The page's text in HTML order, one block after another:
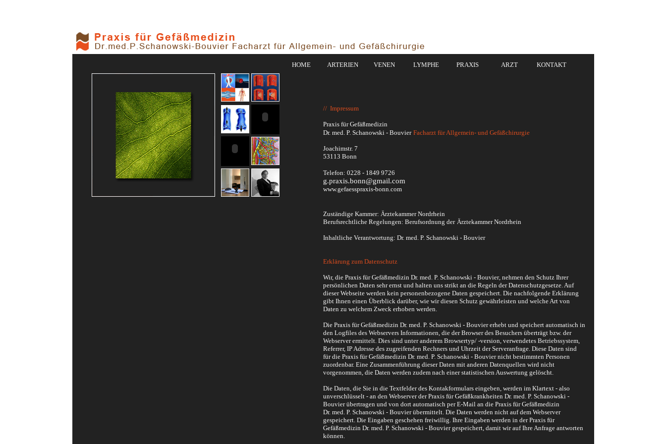
HOME ARTERIEN VENEN LYMPHE PRAXIS ARZT KONTAKT
// Impressum
Praxis für Gefäßmedizin
Dr. med. P. Schanowski - Bouvier Facharzt für Allgemein- und Gefäßchirurgie
Joachimstr. 7
53113 Bonn
Telefon: 0228 - 1849 9726
g.praxis.bonn@gmail.com
www.gefaesspraxis-bonn.com
Zuständige Kammer: Ärztekammer Nordrhein
Berufsrechtliche Regelungen: Berufsordnung der Ärztekammer Nordrhein
Inhaltliche Verantwortung: Dr. med. P. Schanowski - Bouvier
Erklärung zum Datenschutz
Wir, die Praxis für Gefäßmedizin Dr. med. P. Schanowski - Bouvier, nehmen den Schutz Ihrer
persönlichen Daten sehr ernst und halten uns strikt an die Regeln der Datenschutzgesetze. Auf
dieser Webseite werden kein personenbezogene Daten gespeichert. Die nachfolgende Erklärung
gibt Ihnen einen Überblick darüber, wie wir diesen Schutz gewährleisten und welche Art von
Daten zu welchem Zweck erhoben werden.
Die Praxis für Gefäßmedizin Dr. med. P. Schanowski - Bouviererhebt und speichert automatisch in
den Logfiles des Webservers Informationen, die der Browser des Besuchers überträgt bzw. der
Webserver ermittelt. Dies sind unter anderem Browsertyp/ -version, verwendetes Betriebssystem,
Referrer, IP Adresse des zugreifenden Rechners und Uhrzeit der Serveranfrage. Diese Daten sind
für die Praxis für Gefäßmedizin Dr. med. P. Schanowski - Bouviernicht bestimmten Personen
zuordenbar. Eine Zusammenführung dieser Daten mit anderen Datenquellen wird nicht
vorgenommen, die Daten werden zudem nach einer statistischen Auswertung gelöscht.
Die Daten, die Sie in die Textfelder des Kontakformulars eingeben, werden im Klartext - also
unverschlüsselt - an den Webserver der Praxis für Gefäßkrankheiten Dr. med. P. Schanowski -
Bouvierübertragen und von dort automatisch per E-Mail an die Praxis für Gefäßmedizin
Dr. med. P. Schanowski - Bouvierübermittelt. Die Daten werden nicht auf dem Webserver
gespeichert. Die Eingaben geschehen freiwillig. Ihre Eingaben werden in der Praxis für
Gefäßmedizin Dr. med. P. Schanowski - Bouviergespeichert, damit wir auf Ihre Anfrage antworten
können.